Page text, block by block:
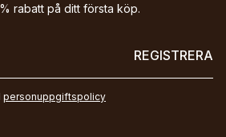
rabatt på ditt första köp.
REGISTRERA
personuppgiftspolicy